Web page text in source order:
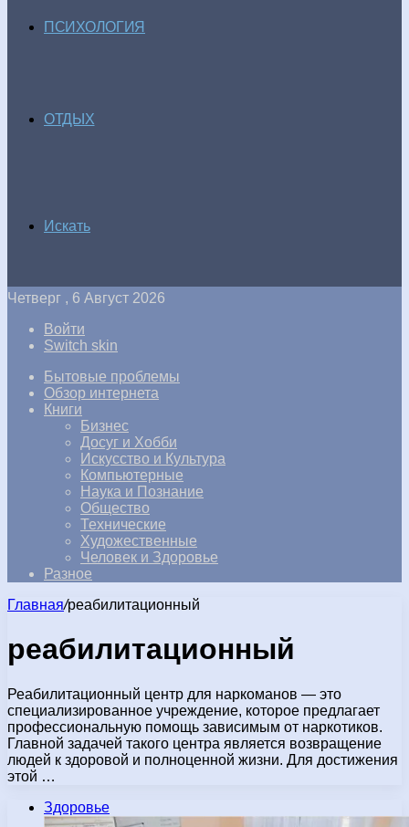
ПСИХОЛОГИЯ
ОТДЫХ
Искать
Четверг , 6 Август 2026
Войти
Switch skin
Бытовые проблемы
Обзор интернета
Книги
Бизнес
Досуг и Хобби
Искусство и Культура
Компьютерные
Наука и Познание
Общество
Технические
Художественные
Человек и Здоровье
Разное
Главная/реабилитационный
реабилитационный
Реабилитационный центр для наркоманов — это
специализированное учреждение, которое предлагает
профессиональную помощь зависимым от наркотиков.
Главной задачей такого центра является возвращение
людей к здоровой и полноценной жизни. Для достижения
этой …
Здоровье